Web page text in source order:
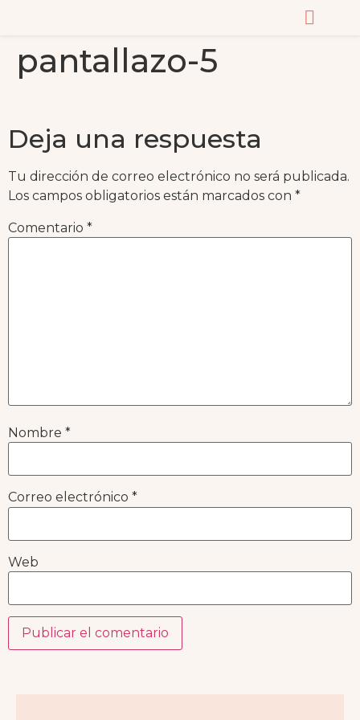
pantallazo-5
Deja una respuesta
Tu dirección de correo electrónico no será publicada.
Los campos obligatorios están marcados con *
Comentario *
Nombre *
Correo electrónico *
Web